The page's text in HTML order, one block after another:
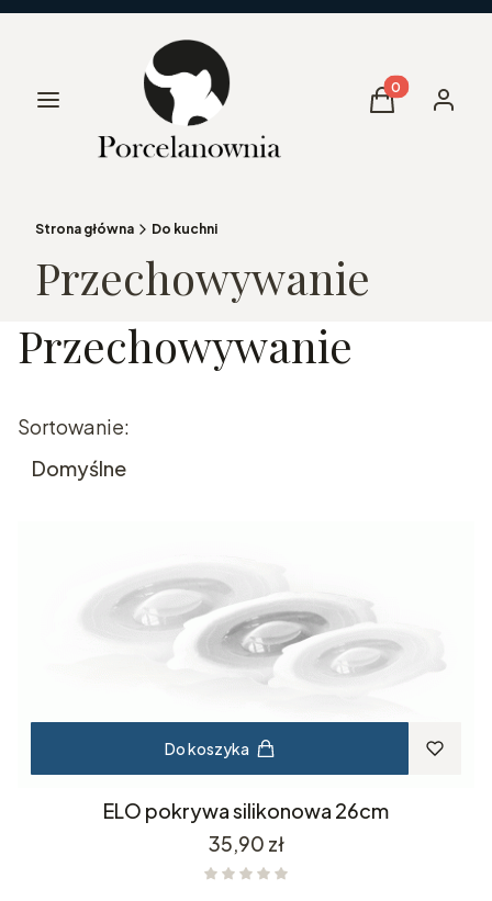
Menu Produkty w
Koszyk
Strona główna Do kuchni
Przechowywanie
Przechowywanie
Lista produktów
Sortowanie:
Domyślne
Do koszyka
ELO pokrywa silikonowa 26cm
Cena
35,90 zł